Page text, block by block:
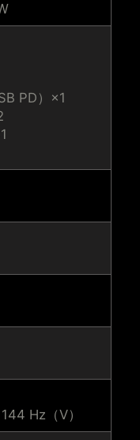
PD）×1
Hz（V）